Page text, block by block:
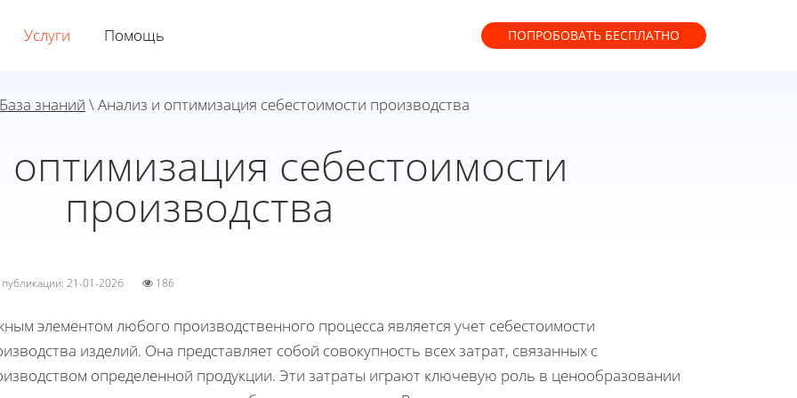
Услуги Помощь ПОПРОБОВАТЬ БЕСПЛАТНО
База знаний \ Анализ и оптимизация себестоимости производства
себестоимости
производства
публикации: 21-01-2026 186
элементом любого производственного процесса является учет себестоимости
изделий. Она представляет собой совокупность всех затрат, связанных с
определенной продукции. Эти затраты играют ключевую роль в ценообразовании